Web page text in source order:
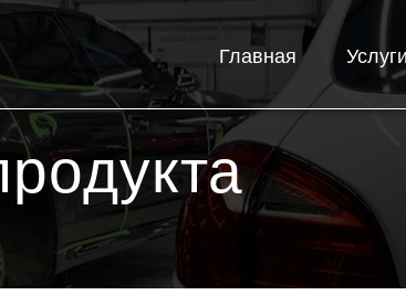
Главная Услуги